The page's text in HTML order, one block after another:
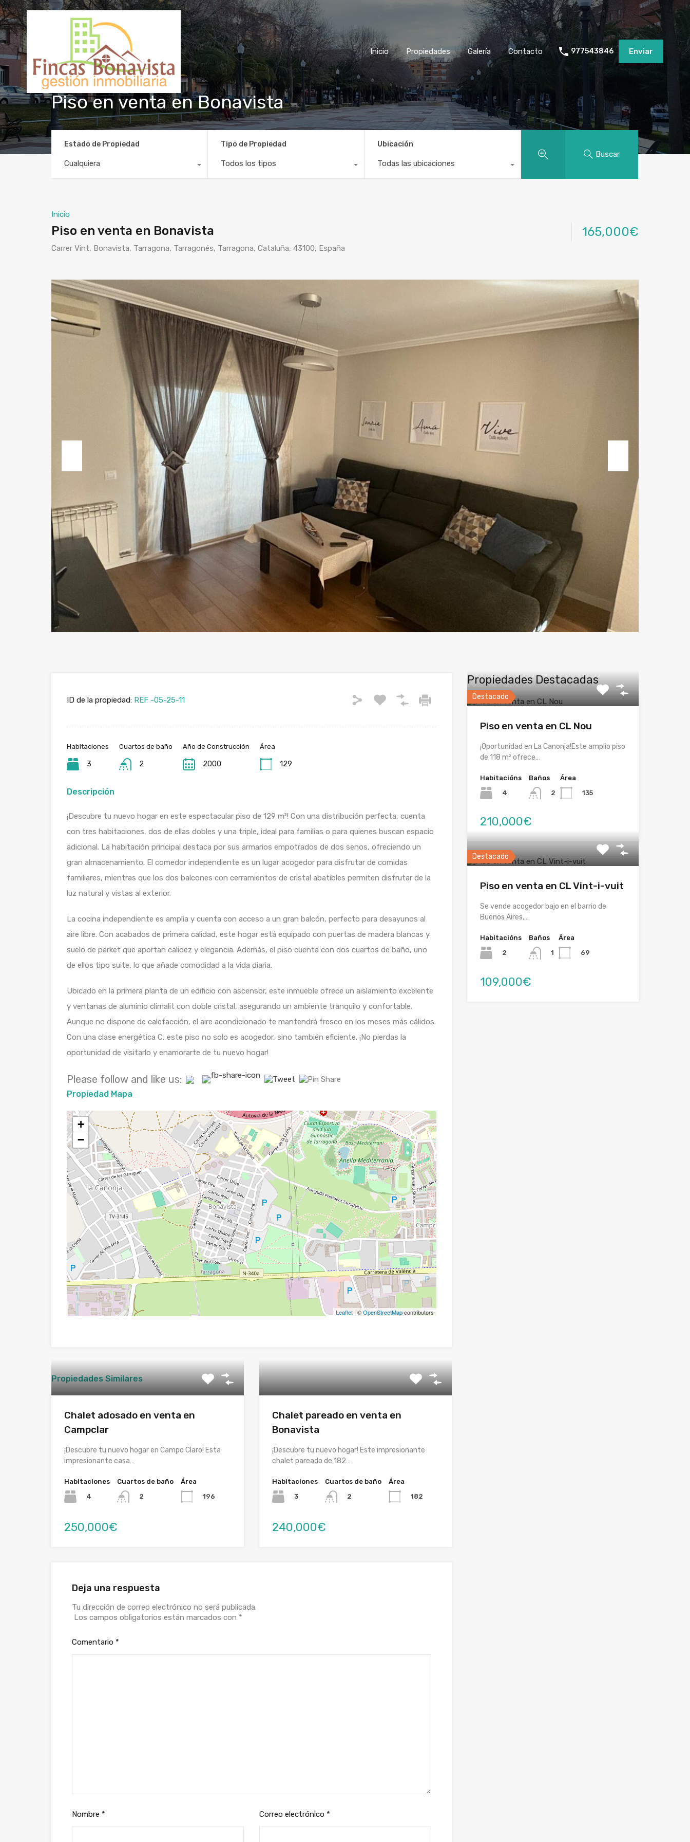
Inicio Propiedades Galería Contacto 977543846 Enviar
Piso en venta en Bonavista
Estado de Propiedad
Cualquiera
Tipo de Propiedad
Todos los tipos
Ubicación
Todas las ubicaciones
Buscar
Inicio
Piso en venta en Bonavista
Carrer Vint, Bonavista, Tarragona, Tarragonés, Tarragona, Cataluña, 43100, España
165,000€
ID de la propiedad: REF -05-25-11
Habitaciones
3
Cuartos de baño
2
Año de Construcción
2000
Área
129
Descripción
¡Descubre tu nuevo hogar en este espectacular piso de 129 m²! Con una distribución perfecta, cuenta
con tres habitaciones, dos de ellas dobles y una triple, ideal para familias o para quienes buscan espacio
adicional. La habitación principal destaca por sus armarios empotrados de dos senos, ofreciendo un
gran almacenamiento. El comedor independiente es un lugar acogedor para disfrutar de comidas
familiares, mientras que los dos balcones con cerramientos de cristal abatibles permiten disfrutar de la
luz natural y vistas al exterior.
La cocina independiente es amplia y cuenta con acceso a un gran balcón, perfecto para desayunos al
aire libre. Con acabados de primera calidad, este hogar está equipado con puertas de madera blancas y
suelo de parket que aportan calidez y elegancia. Además, el piso cuenta con dos cuartos de baño, uno
de ellos tipo suite, lo que añade comodidad a la vida diaria.
Ubicado en la primera planta de un edificio con ascensor, este inmueble ofrece un aislamiento excelente
y ventanas de aluminio climalit con doble cristal, asegurando un ambiente tranquilo y confortable.
Aunque no dispone de calefacción, el aire acondicionado te mantendrá fresco en los meses más cálidos.
Con una clase energética C, este piso no solo es acogedor, sino también eficiente. ¡No pierdas la
oportunidad de visitarlo y enamorarte de tu nuevo hogar!
Please follow and like us:
Propiedad Mapa
+
−
Leaflet| ©OpenStreetMapcontributors
Propiedades Similares
Chalet adosado en venta en
Campclar
¡Descubre tu nuevo hogar en Campo Claro! Esta
impresionante casa…
Habitaciones
4
Cuartos de baño
2
Área
196
250,000€
Chalet pareado en venta en
Bonavista
¡Descubre tu nuevo hogar! Este impresionante
chalet pareado de 182…
Habitaciones
3
Cuartos de baño
2
Área
182
240,000€
Deja una respuesta
Tu dirección de correo electrónico no será publicada.
Los campos obligatorios están marcados con *
Comentario *
Nombre * Correo electrónico *
Propiedades Destacadas
Destacado
Piso en venta en CL Nou
¡Oportunidad en La Canonja!Este amplio piso
de 118 m² ofrece…
Habitacións
4
Baños
2
Área
135
210,000€
Destacado
Piso en venta en CL Vint-i-vuit
Se vende acogedor bajo en el barrio de
Buenos Aires,…
Habitacións
2
Baños
1
Área
69
109,000€